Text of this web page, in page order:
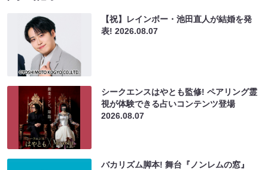
【祝】レインボー・池田直人が結婚を発
表!2026.08.07
シークエンスはやとも監修! ペアリング霊
視が体験できる占いコンテンツ登場
2026.08.07
バカリズム脚本! 舞台『ノンレムの窓』